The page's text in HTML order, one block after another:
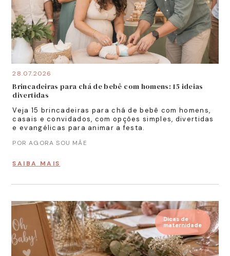
28.07.2026
Brincadeiras para chá de bebê com homens: 15 ideias
divertidas
Veja 15 brincadeiras para chá de bebê com homens,
casais e convidados, com opções simples, divertidas
e evangélicas para animar a festa.
POR AGORA SOU MÃE
SAIBA MAIS
Dicas de
maternidade